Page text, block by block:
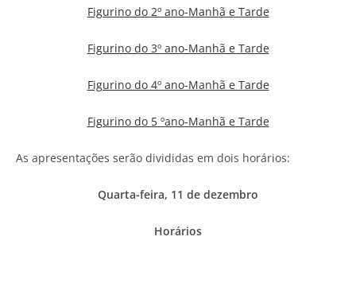
Figurino do 2º ano-Manhã e Tarde
Figurino do 3º ano-Manhã e Tarde
Figurino do 4º ano-Manhã e Tarde
Figurino do 5 ºano-Manhã e Tarde
As apresentações serão divididas em dois horários:
Quarta-feira, 11 de dezembro
Horários